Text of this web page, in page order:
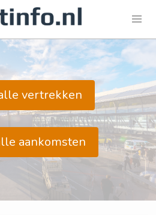
vertrekken
aankomsten